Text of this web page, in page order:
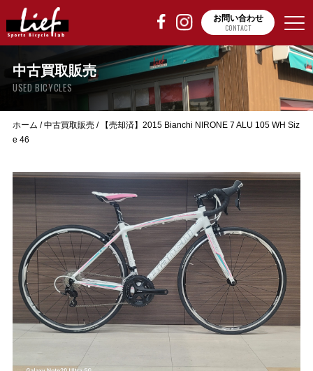
お問い合わせ
CONTACT
中古買取販売
USED BICYCLES
ホーム /中古買取販売/
【売却済】2015 Bianchi NIRONE 7 ALU 105 WH Siz
e 46